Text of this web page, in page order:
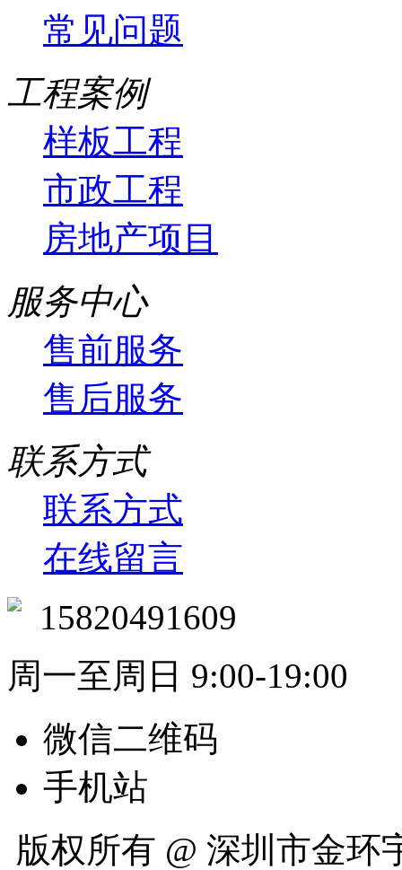
常见问题
工程案例
样板工程
市政工程
房地产项目
服务中心
售前服务
售后服务
联系方式
联系方式
在线留言
15820491609
周一至周日 9:00-19:00
微信二维码
手机站
版权所有 @ 深圳市金